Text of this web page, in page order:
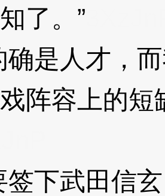
了。”
是人才，而
阵容上的
下武田信玄